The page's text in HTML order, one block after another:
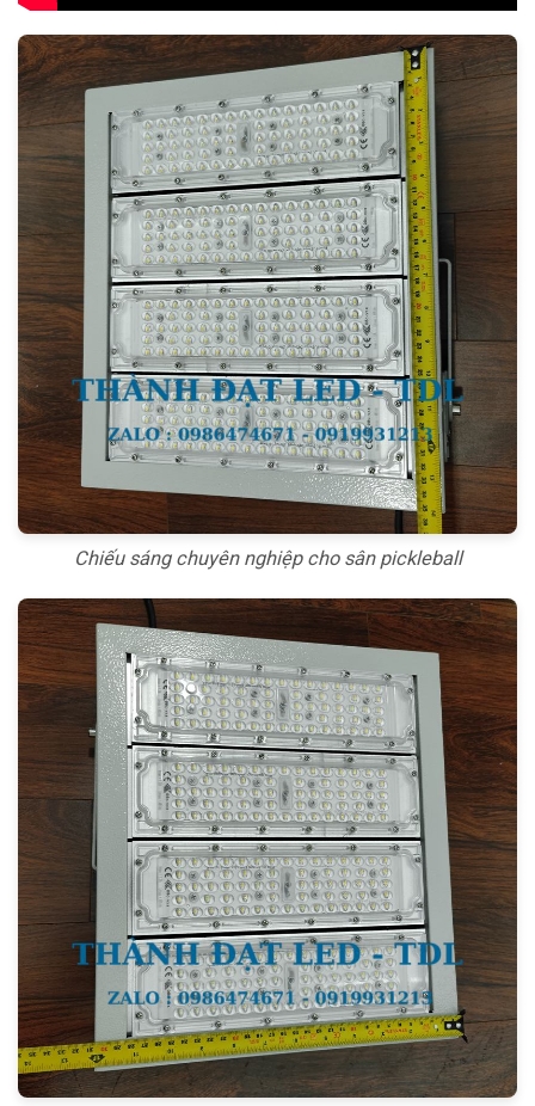
Chiếu sáng chuyên nghiệp cho sân pickleball